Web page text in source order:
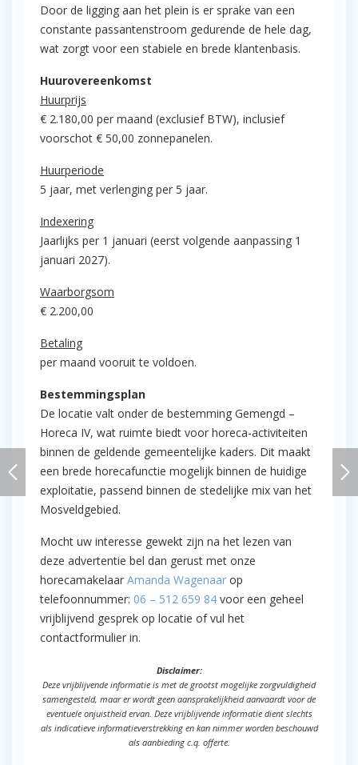
Door de ligging aan het plein is er sprake van een
constante passantenstroom gedurende de hele dag,
wat zorgt voor een stabiele en brede klantenbasis.
Huurovereenkomst
Huurprijs
€ 2.180,00 per maand (exclusief BTW), inclusief
voorschot € 50,00 zonnepanelen.
Huurperiode
5 jaar, met verlenging per 5 jaar.
Indexering
Jaarlijks per 1 januari (eerst volgende aanpassing 1
januari 2027).
Waarborgsom
€ 2.200,00
Betaling
per maand vooruit te voldoen.
Bestemmingsplan
De locatie valt onder de bestemming Gemengd –
Horeca IV, wat ruimte biedt voor horeca-activiteiten
binnen de geldende gemeentelijke kaders. Dit maakt
een brede horecafunctie mogelijk binnen de huidige
exploitatie, passend binnen de stedelijke mix van het
Mosveldgebied.
Mocht uw interesse gewekt zijn na het lezen van
deze advertentie bel dan gerust met onze
horecamakelaar Amanda Wagenaar op
telefoonnummer: 06 – 512 659 84 voor een geheel
vrijblijvend gesprek op locatie of vul het
contactformulier in.
Disclaimer:
Deze vrijblijvende informatie is met de grootst mogelijke zorgvuldigheid
samengesteld, maar er wordt geen aansprakelijkheid aanvaardt voor de
eventuele onjuistheid ervan. Deze vrijblijvende informatie dient slechts
als indicatieve informatieverstrekking en kan nimmer worden beschouwd
als aanbieding c.q. offerte.